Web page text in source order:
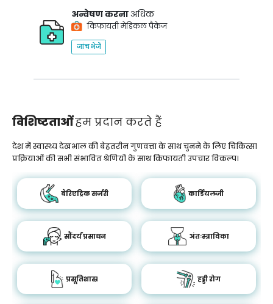
अन्वेषण करना अधिक
किफायती मेडिकल पैकेज
जांच भेजें
विशिष्टताओंहम प्रदान करते हैं
देश में स्वास्थ्य देखभाल की बेहतरीन गुणवत्ता के साथ चुनने के लिए चिकित्सा
प्रक्रियाओं की सभी संभावित श्रेणियों के साथ किफायती उपचार विकल्प।
बेरिएट्रिक सर्जरी कार्डियलजी
सौंदर्य प्रसाधन अंतःस्त्राविका
प्रसूतिशास्र हड्डी रोग